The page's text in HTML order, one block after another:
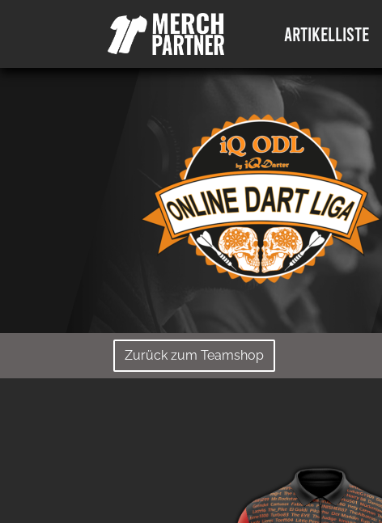
ARTIKELLISTE
Zurück zum Teamshop